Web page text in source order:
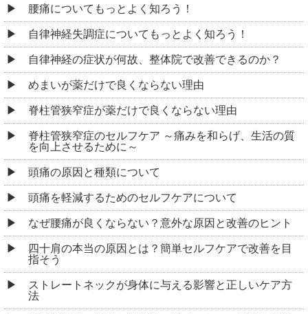
腰痛についてもっとよく知ろう！
自律神経失調症についてもっとよく知ろう！
自律神経の症状が何故、整体院で改善できるのか？
めまいが薬だけで良くならない理由
脊柱管狭窄症が薬だけで良くならない理由
脊柱管狭窄症のセルフケア ～痛みを和らげ、生活の質
を向上させるために～
頭痛の原因と種類について
頭痛を軽減するためのセルフケアについて
なぜ腰痛が良くならない？意外な原因と改善のヒント
四十肩の本当の原因とは？簡単セルフケアで改善を目
指そう
ストレートネックが身体に与える影響と正しいケア方
法